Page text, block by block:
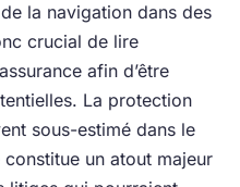
la navigation dans des
crucial de lire
afin d’être
La protection
sous-estimé dans le
un atout majeur